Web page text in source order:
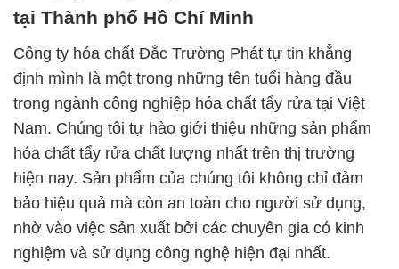
tại Thành phố Hồ Chí Minh
Công ty hóa chất Đắc Trường Phát tự tin khẳng
định mình là một trong những tên tuổi hàng đầu
trong ngành công nghiệp hóa chất tẩy rửa tại Việt
Nam. Chúng tôi tự hào giới thiệu những sản phẩm
hóa chất tẩy rửa chất lượng nhất trên thị trường
hiện nay. Sản phẩm của chúng tôi không chỉ đảm
bảo hiệu quả mà còn an toàn cho người sử dụng,
nhờ vào việc sản xuất bởi các chuyên gia có kinh
nghiệm và sử dụng công nghệ hiện đại nhất.